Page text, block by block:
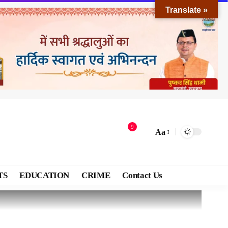
9
Aa
EDUCATION CRIME Contact Us
Translate »